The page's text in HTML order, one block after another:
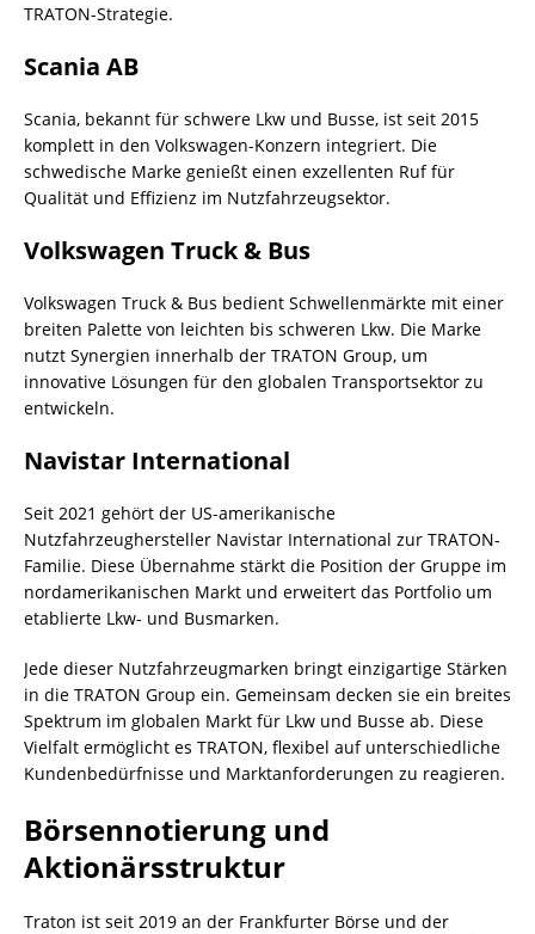
TRATON-Strategie.
Scania AB
Scania, bekannt für schwere Lkw und Busse, ist seit 2015
komplett in den Volkswagen-Konzern integriert. Die
schwedische Marke genießt einen exzellenten Ruf für
Qualität und Effizienz im Nutzfahrzeugsektor.
Volkswagen Truck & Bus
Volkswagen Truck & Bus bedient Schwellenmärkte mit einer
breiten Palette von leichten bis schweren Lkw. Die Marke
nutzt Synergien innerhalb der TRATON Group, um
innovative Lösungen für den globalen Transportsektor zu
entwickeln.
Navistar International
Seit 2021 gehört der US-amerikanische
Nutzfahrzeughersteller Navistar International zur TRATON-
Familie. Diese Übernahme stärkt die Position der Gruppe im
nordamerikanischen Markt und erweitert das Portfolio um
etablierte Lkw- und Busmarken.
Jede dieser Nutzfahrzeugmarken bringt einzigartige Stärken
in die TRATON Group ein. Gemeinsam decken sie ein breites
Spektrum im globalen Markt für Lkw und Busse ab. Diese
Vielfalt ermöglicht es TRATON, flexibel auf unterschiedliche
Kundenbedürfnisse und Marktanforderungen zu reagieren.
Börsennotierung und
Aktionärsstruktur
Traton ist seit 2019 an der Frankfurter Börse und der